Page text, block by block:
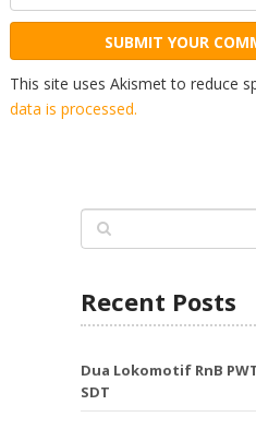
This site uses Akismet to reduce
data is processed.
Recent Posts
Dua Lokomotif RnB
SDT